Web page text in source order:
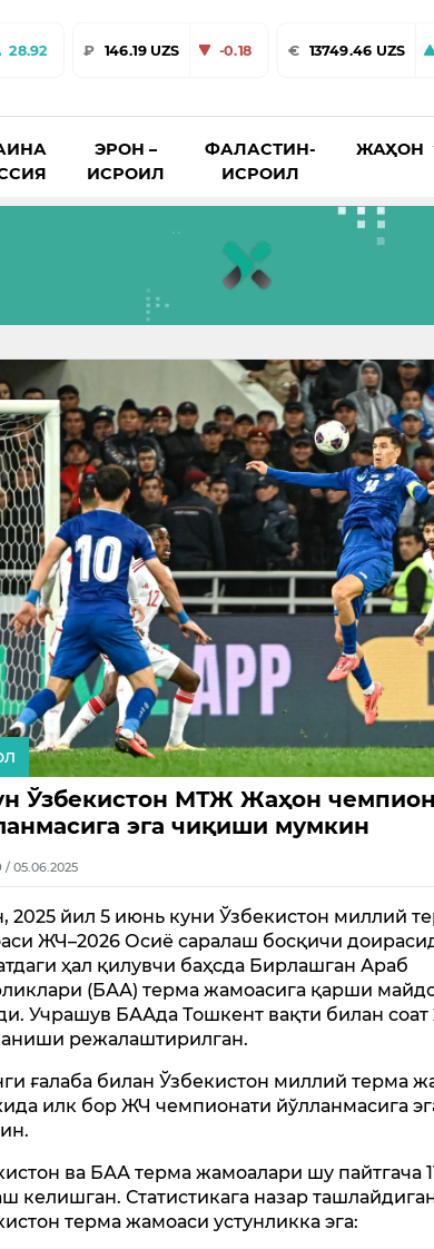
28.92 ₽ 146.19 UZS -0.18 € 13749.46 UZS
ЭРОН –
ИСРОИЛ
ФАЛАСТИН-
ИСРОИЛ
ЖАҲОН
Ўзбекистон МТЖ Жаҳон
эга чиқиши мумкин
/ 05.06.2025
2025 йил 5 июнь куни Ўзбекистон миллий
ЖЧ–2026 Осиё саралаш босқичи
ҳал қилувчи баҳсда Бирлашган Араб
(БАА) терма жамоасига қарши
Учрашув БААда Тошкент вақти билан соат
режалаштирилган.
ғалаба билан Ўзбекистон миллий терма
илк бор ЖЧ чемпионати йўлланмасига
ва БАА терма жамоалари шу пайтгача
келишган. Статистикага назар
терма жамоаси устунликка эга: